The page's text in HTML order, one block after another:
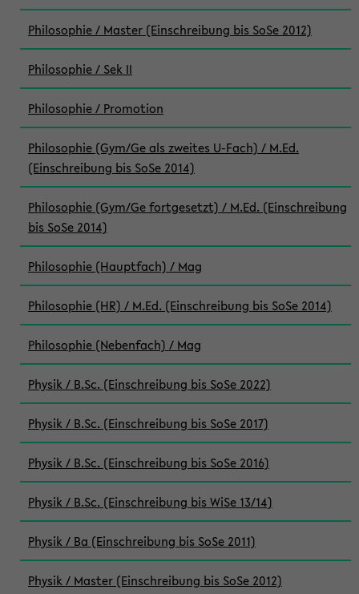
Philosophie / Master (Einschreibung bis SoSe 2012)
Philosophie / Sek II
Philosophie / Promotion
Philosophie (Gym/Ge als zweites U-Fach) / M.Ed.
(Einschreibung bis SoSe 2014)
Philosophie (Gym/Ge fortgesetzt) / M.Ed. (Einschreibung
bis SoSe 2014)
Philosophie (Hauptfach) / Mag
Philosophie (HR) / M.Ed. (Einschreibung bis SoSe 2014)
Philosophie (Nebenfach) / Mag
Physik / B.Sc. (Einschreibung bis SoSe 2022)
Physik / B.Sc. (Einschreibung bis SoSe 2017)
Physik / B.Sc. (Einschreibung bis SoSe 2016)
Physik / B.Sc. (Einschreibung bis WiSe 13/14)
Physik / Ba (Einschreibung bis SoSe 2011)
Physik / Master (Einschreibung bis SoSe 2012)